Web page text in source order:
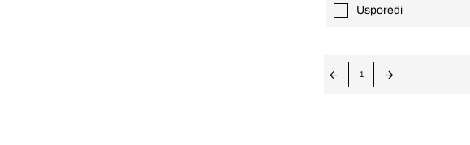
Usporedi
1